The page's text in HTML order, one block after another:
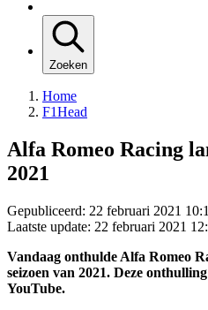
Zoeken
Home
F1Head
Alfa Romeo Racing
2021
Gepubliceerd: 22 februari 2021
Laatste update: 22 februari 2021
Vandaag onthulde Alfa Romeo
seizoen van 2021. Deze
YouTube.